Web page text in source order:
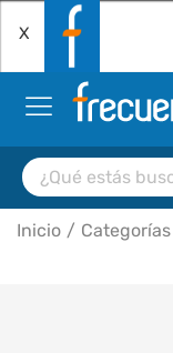
X
Inicio Categorías